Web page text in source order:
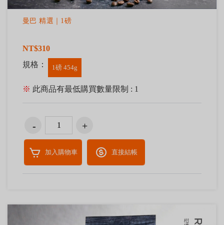
曼巴 精選｜1磅
NT$310
規格：
1磅 454g
※ 此商品有最低購買數量限制 : 1
加入購物車 直接結帳